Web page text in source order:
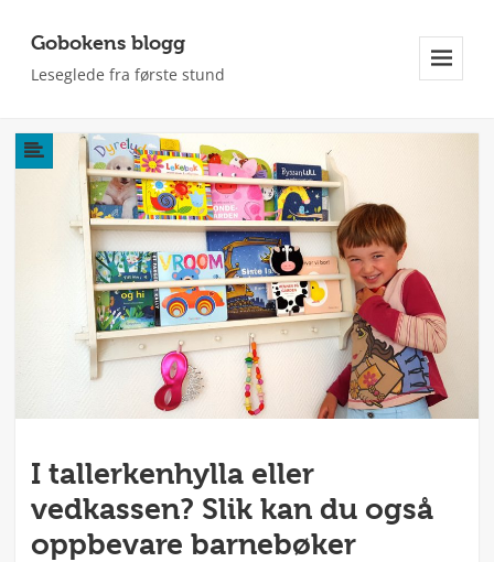
Gobokens blogg
Leseglede fra første stund
Widgeter
I tallerkenhylla eller
vedkassen? Slik kan du også
oppbevare barnebøker